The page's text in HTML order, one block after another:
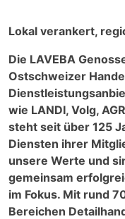
Lokal verankert,
Die LAVEBA
Ostschweizer
wie LANDI, Volg,
steht seit über 125
Diensten ihrer
unsere Werte und
gemeinsam
im Fokus. Mit rund
Bereichen